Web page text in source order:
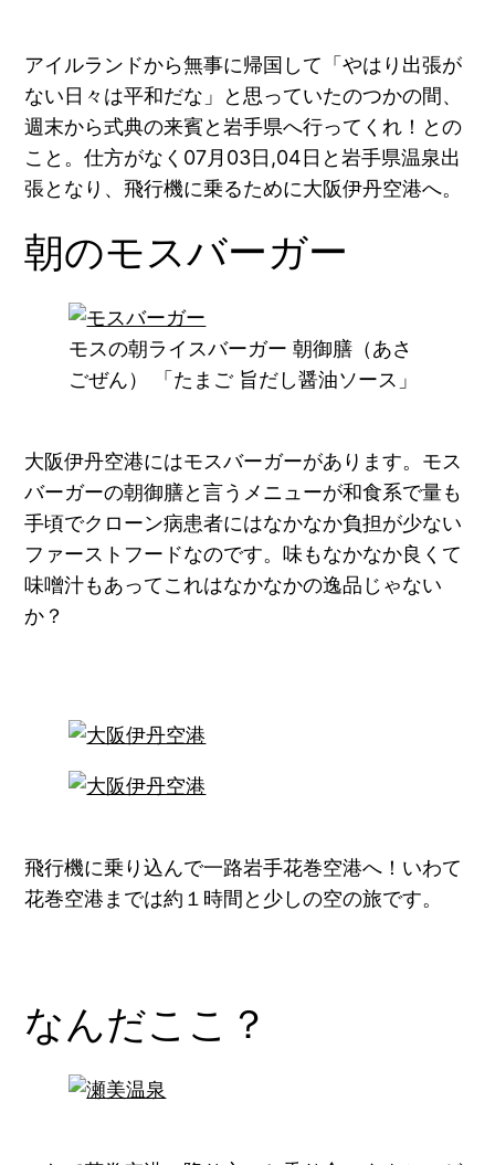
アイルランドから無事に帰国して「やはり出張が
ない日々は平和だな 」と思っていたのつかの間、
週末から式典の来賓と岩手県へ行ってくれ！との
こと。仕方がなく07月03日,04日と岩手県温泉出
張となり、飛行機に乗るために大阪伊丹空港へ。
朝のモスバーガー
モスの朝ライスバーガー 朝御膳（あさ
ごぜん） 「たまご 旨だし醤油ソース」
大阪伊丹空港にはモスバーガーがあります。モス
バーガーの朝御膳と言うメニューが和食系で量も
手頃でクローン病患者にはなかなか負担が少ない
ファーストフードなのです。味もなかなか良くて
味噌汁もあってこれはなかなかの逸品じゃない
か？
飛行機に乗り込んで一路岩手花巻空港へ！いわて
花巻空港までは約１時間と少しの空の旅です。
なんだここ？